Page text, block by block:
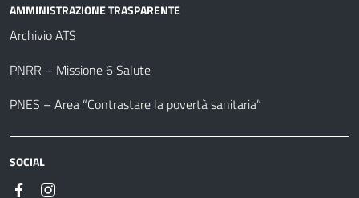
AMMINISTRAZIONE TRASPARENTE
Archivio ATS
PNRR – Missione 6 Salute
PNES – Area “Contrastare la povertà sanitaria”
SOCIAL